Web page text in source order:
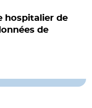
hospitalier de
de